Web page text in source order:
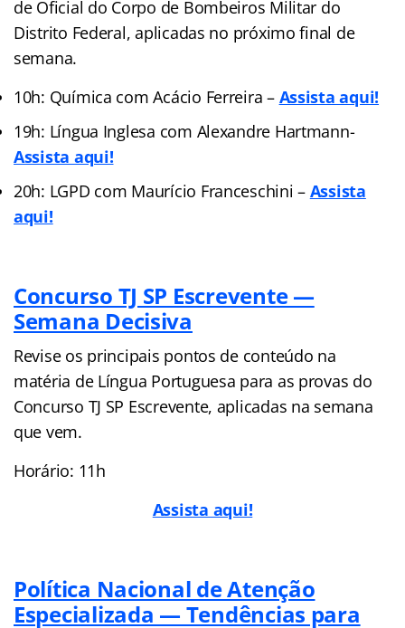
de Oficial do Corpo de Bombeiros Militar do
Distrito Federal, aplicadas no próximo final de
semana.
10h: Química com Acácio Ferreira – Assista aqui!
19h: Língua Inglesa com Alexandre Hartmann-
Assista aqui!
20h: LGPD com Maurício Franceschini – Assista
aqui!
Concurso TJ SP Escrevente —
Semana Decisiva
Revise os principais pontos de conteúdo na
matéria de Língua Portuguesa para as provas do
Concurso TJ SP Escrevente, aplicadas na semana
que vem.
Horário: 11h
Assista aqui!
Política Nacional de Atenção
Especializada — Tendências para